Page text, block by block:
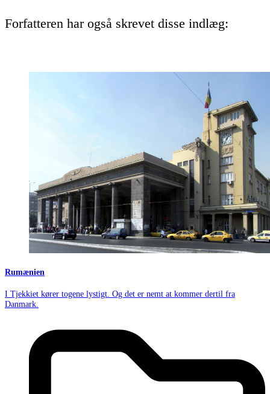
Forfatteren har også skrevet disse indlæg:
Rumænien
I Tjekkiet kører togene lystigt. Og det er nemt at kommer dertil fra
Danmark.